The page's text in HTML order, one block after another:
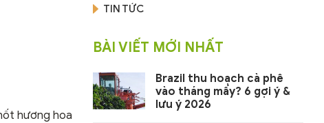
hương hoa
TIN TỨC
BÀI VIẾT MỚI NHẤT
Brazil thu hoạch cà phê
vào tháng mấy? 6 gợi ý &
lưu ý 2026